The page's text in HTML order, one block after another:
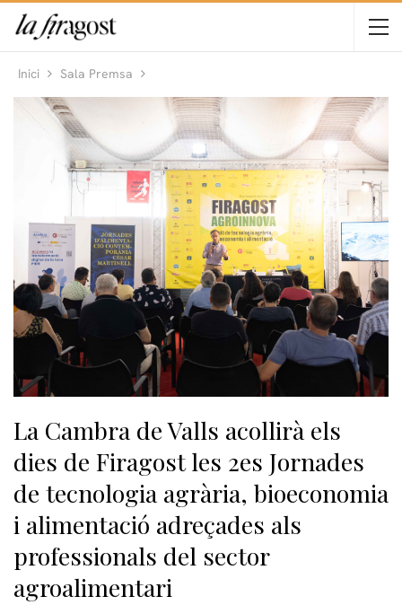
Inici Sala Premsa
La Cambra de Valls acollirà els
dies de Firagost les 2es Jornades
de tecnologia agrària, bioeconomia
i alimentació adreçades als
professionals del sector
agroalimentari